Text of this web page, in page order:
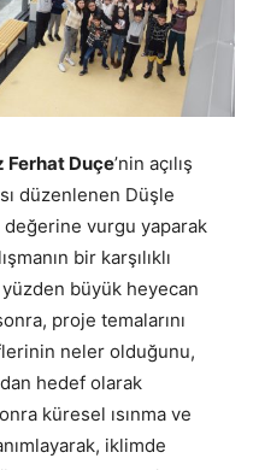
Ferhat Duçe’nin açılış
düzenlenen Düşle
değerine vurgu yaparak
bir karşılıklı
büyük heyecan
proje temalarını
neler olduğunu,
hedef olarak
küresel ısınma ve
iklimde